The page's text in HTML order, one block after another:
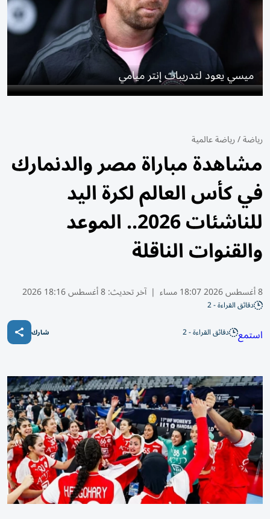
ميسي يعود لتدريبات إنتر ميامي
رياضة/رياضة عالمية
مشاهدة مباراة مصر والدنمارك
في كأس العالم لكرة اليد
للناشئات 2026.. الموعد
والقنوات الناقلة
8 أغسطس 2026 18:07 مساء | آخر تحديث:8 أغسطس 18:16 2026
دقائق القراءة - 2
استمع دقائق القراءة - 2 شارك